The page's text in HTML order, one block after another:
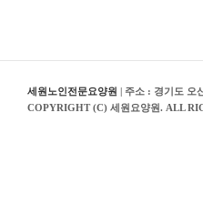
세원노인전문요양원 | 주소 : 경기도 오
COPYRIGHT (C) 세원요양원. ALL